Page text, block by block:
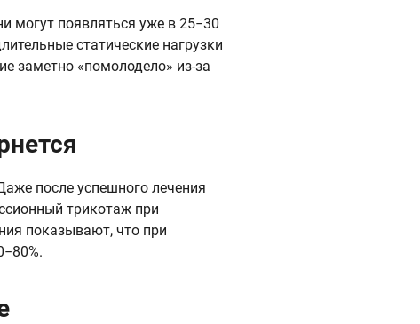
могут появляться уже в 25−30
статические нагрузки
заметно «помолодело» из-за
после успешного лечения
трикотаж при
показывают, что при